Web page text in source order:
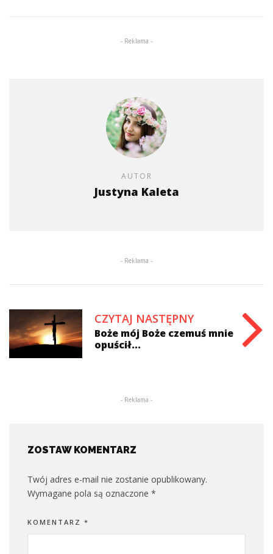
- Reklama -
AUTOR
Justyna Kaleta
- Reklama -
CZYTAJ NASTĘPNY
Boże mój Boże czemuś mnie
opuścił...
- Reklama -
ZOSTAW KOMENTARZ
Twój adres e-mail nie zostanie opublikowany.
Wymagane pola są oznaczone *
KOMENTARZ *